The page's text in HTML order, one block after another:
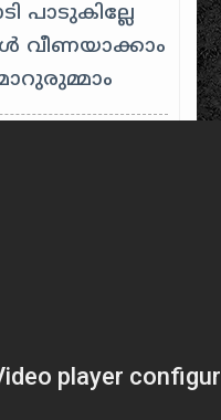
പാടുകില്ലേ
വീണയാക്കാം